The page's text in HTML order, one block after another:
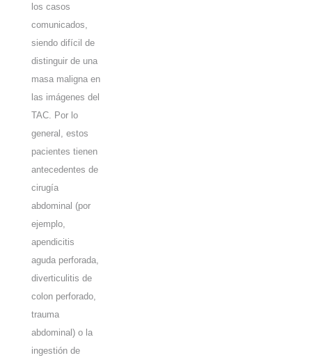
los casos
comunicados,
siendo difícil de
distinguir de una
masa maligna en
las imágenes del
TAC. Por lo
general, estos
pacientes tienen
antecedentes de
cirugía
abdominal (por
ejemplo,
apendicitis
aguda perforada,
diverticulitis de
colon perforado,
trauma
abdominal) o la
ingestión de